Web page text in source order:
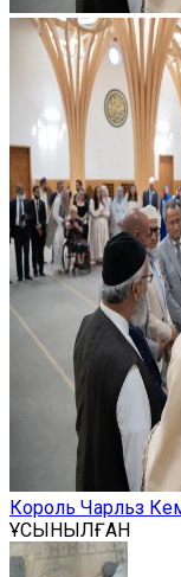
Король Чарльз
ҰСЫНЫЛҒАН